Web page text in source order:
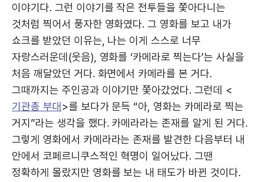
이야기다. 그런 이야기를 작은 전투들을 쫓아다니는
것처럼 찍어서 풍자한 영화였다. 그 영화를 보고 내가
쇼크를 받았던 이유는, 나는 이게 스스로 너무
자랑스러운데(웃음), 영화를 ‘카메라로 찍는다’는 사실을
처음 깨달았던 거다. 화면에서 카메라를 본 거다.
그때까지는 주인공과 이야기만 쫓아갔었다. 그런데 <
기관총 부대>를 보다가 문득 “아, 영화는 카메라로 찍는
거지”라는 생각을 했다. 카메라라는 존재를 알게 된 거다.
그렇게 영화에서 카메라라는 존재를 발견한 다음부터 내
안에서 코페르니쿠스적인 혁명이 일어났다. 그땐
정확하게 몰랐지만 영화를 보는 내 태도가 바뀐 것이다.